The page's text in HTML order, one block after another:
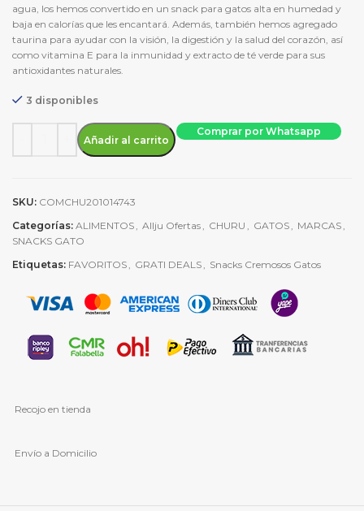
agua, los hemos convertido en un snack para gatos alta en humedad y
baja en calorías que les encantará. Además, también hemos agregado
taurina para ayudar con la visión, la digestión y la salud del corazón, así
como vitamina E para la inmunidad y extracto de té verde para sus
antioxidantes naturales.
3 disponibles
Churu Chicken Recipe - Snack para gatos cantidad
Añadir al carrito
Comprar por Whatsapp
SKU: COMCHU201014743
Categorías: ALIMENTOS , Allju Ofertas , CHURU , GATOS , MARCAS ,
SNACKS GATO
Etiquetas: FAVORITOS , GRATI DEALS , Snacks Cremosos Gatos
Recojo en tienda
Envío a Domicilio